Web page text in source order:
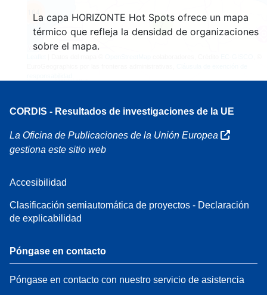
La capa HORIZONTE Hot Spots ofrece un mapa
térmico que refleja la densidad de organizaciones
sobre el mapa.
7
164
CORDIS - Resultados de investigaciones de la UE
La Oficina de Publicaciones de la Unión Europea
gestiona este sitio web
Accesibilidad
Clasificación semiautomática de proyectos - Declaración
de explicabilidad
Póngase en contacto
Póngase en contacto con nuestro servicio de asistencia